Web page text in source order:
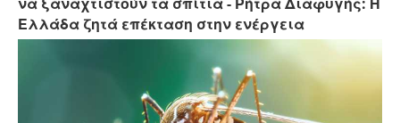
Ελλάδα ζητά επέκταση στην ενέργεια